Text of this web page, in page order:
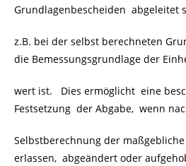
Grundlagenbescheiden abgeleitet
z.B. bei der selbst berechneten
die Bemessungsgrundlage der
wert ist. Dies ermöglicht eine
Festsetzung der Abgabe, wenn
Selbstberechnung der
erlassen, abgeändert oder